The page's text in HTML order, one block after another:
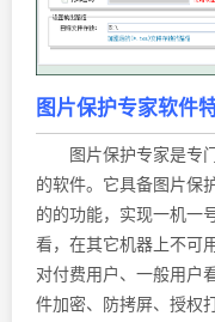
图片保护专家软件
图片保护专家是专门
的软件。它具备图片保
的的功能，实现一机一
看，在其它机器上不可
对付费用户、一般用户
件加密、防拷屏、授权